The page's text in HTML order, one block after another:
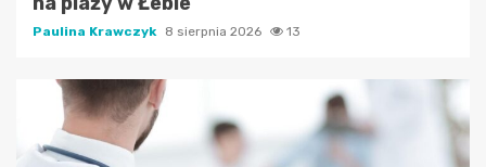
Paulina Krawczyk 8 sierpnia 2026 13